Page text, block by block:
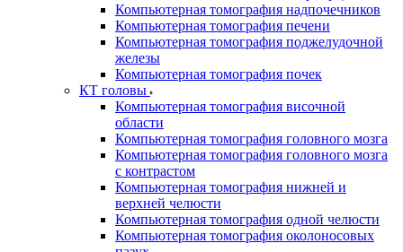
Компьютерная томография надпочечников
Компьютерная томография печени
Компьютерная томография поджелудочной
железы
Компьютерная томография почек
КТ головы
Компьютерная томография височной
области
Компьютерная томография головного мозга
Компьютерная томография головного мозга
с контрастом
Компьютерная томография нижней и
верхней челюсти
Компьютерная томография одной челюсти
Компьютерная томография околоносовых